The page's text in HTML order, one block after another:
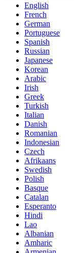
English
French
German
Portuguese
Spanish
Russian
Japanese
Korean
Arabic
Irish
Greek
Turkish
Italian
Danish
Romanian
Indonesian
Czech
Afrikaans
Swedish
Polish
Basque
Catalan
Esperanto
Hindi
Lao
Albanian
Amharic